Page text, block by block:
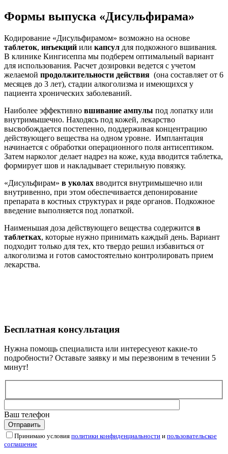
Формы выпуска «Дисульфирама»
Кодирование «Дисульфирамом» возможно на основе
таблеток, инъекций или капсул для подкожного вшивания.
В клинике Кингисеппа мы подберем оптимальный вариант
для использования. Расчет дозировки ведется с учетом
желаемой продолжительности действия (она составляет от 6
месяцев до 3 лет), стадии алкоголизма и имеющихся у
пациента хронических заболеваний.
Наиболее эффективно вшивание ампулы под лопатку или
внутримышечно. Находясь под кожей, лекарство
высвобождается постепенно, поддерживая концентрацию
действующего вещества на одном уровне. Имплантация
начинается с обработки операционного поля антисептиком.
Затем нарколог делает надрез на коже, куда вводится таблетка,
формирует шов и накладывает стерильную повязку.
«Дисульфирам» в уколах вводится внутримышечно или
внутривенно, при этом обеспечивается депонирование
препарата в костных структурах и ряде органов. Подкожное
введение выполняется под лопаткой.
Наименьшая доза действующего вещества содержится в
таблетках, которые нужно принимать каждый день. Вариант
подходит только для тех, кто твердо решил избавиться от
алкоголизма и готов самостоятельно контролировать прием
лекарства.
Бесплатная консультация
Нужна помощь специалиста или интересуеют какие-то
подробности? Оставьте заявку и мы перезвоним в течении 5
минут!
Ваш телефон
Принимаю условия политики конфиденциальности и пользовательское
соглашение